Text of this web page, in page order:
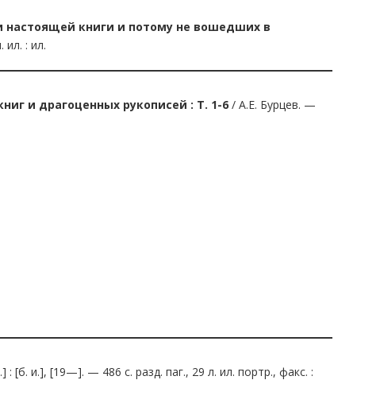
настоящей книги и потому не вошедших в
ил. : ил.
и драгоценных рукописей : Т. 1-6 / А.Е. Бурцев. —
: [б. и.], [19—]. — 486 с. разд. паг., 29 л. ил. портр., факс. :